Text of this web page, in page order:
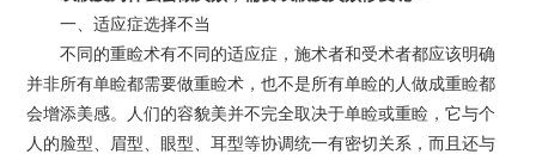
一、适应症选择不当
不同的重睑术有不同的适应症，施术者和受术者都应该明确
并非所有单睑都需要做重睑术，也不是所有单睑的人做成重睑都
会增添美感。人们的容貌美并不完全取决于单睑或重睑，它与个
人的脸型、眉型、眼型、耳型等协调统一有密切关系，而且还与